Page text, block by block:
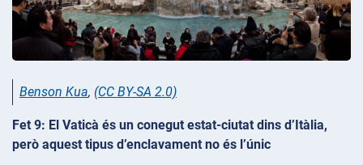
Benson Kua, (CC BY-SA 2.0)
Fet 9: El Vaticà és un conegut estat-ciutat dins d’Itàlia,
però aquest tipus d’enclavament no és l’únic